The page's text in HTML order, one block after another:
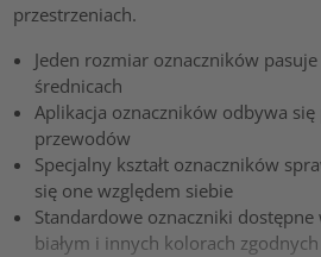
przestrzeniach.
Jeden rozmiar oznaczników
średnicach
Aplikacja oznaczników odbywa się
przewodów
Specjalny kształt oznaczników
się one względem siebie
Standardowe oznaczniki dostępne
białym i innych kolorach